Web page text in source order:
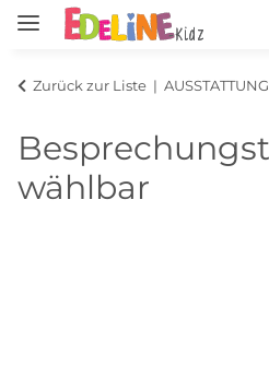
Zurück zur Liste
wählbar